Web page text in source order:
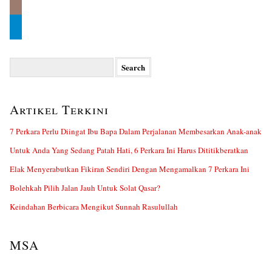
Artikel Terkini
7 Perkara Perlu Diingat Ibu Bapa Dalam Perjalanan Membesarkan Anak-anak
Untuk Anda Yang Sedang Patah Hati, 6 Perkara Ini Harus Dititikberatkan
Elak Menyerabutkan Fikiran Sendiri Dengan Mengamalkan 7 Perkara Ini
Bolehkah Pilih Jalan Jauh Untuk Solat Qasar?
Keindahan Berbicara Mengikut Sunnah Rasulullah
MSA